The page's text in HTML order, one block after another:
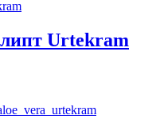
Urtekram